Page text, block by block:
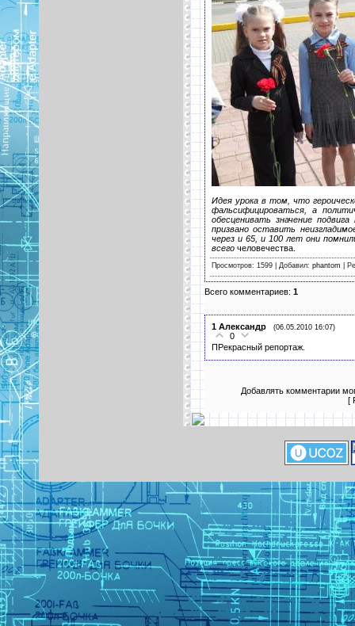
Идея урока в том, что
фальсифицироваться, а
обесценивать значение
призвано оставить
через и 65, и 100 лет они
всего человечества.
Просмотров: 1599 | Добавил: phantom |
Всего комментариев: 1
1 Александр (06.05.2010 16:07)
0
ПРекрасный репортаж.
Добавлять комментарии
[